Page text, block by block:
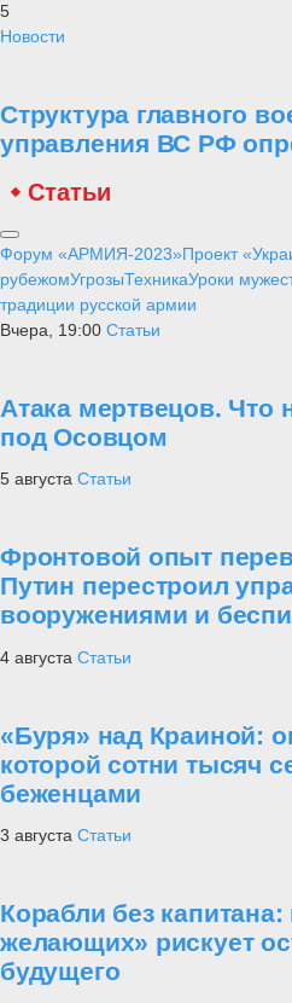
5
Новости
Структура главного
управления ВС РФ
Статьи
Форум «АРМИЯ-2023»Проект
рубежомУгрозыТехникаУроки
традиции русской армии
Вчера, 19:00 Статьи
Атака мертвецов.
под Осовцом
5 августа Статьи
Фронтовой опыт
Путин перестроил
вооружениями и
4 августа Статьи
«Буря» над Краиной:
которой сотни тысяч
беженцами
3 августа Статьи
Корабли без
желающих» рискует
будущего